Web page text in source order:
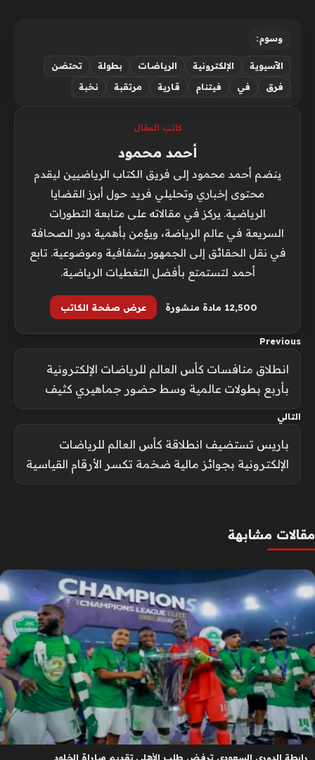
وسوم:
الآسيوية الإلكترونية الرياضات بطولة
تحتضن
فرق
في فيتنام قارية مرتقبة نخبة
كاتب المقال
أحمد محمود
ينضم أحمد محمود إلى فريق الكتاب الرياضيين ليقدم
محتوى إخباري وتحليلي فريد حول أبرز القضايا
الرياضية. يركز في مقالاته على متابعة التطورات
السريعة في عالم الرياضة، ويؤمن بأهمية دور الصحافة
في نقل الحقائق إلى الجمهور بشفافية وموضوعية. تابع
أحمد لتستمتع بأفضل التغطيات الرياضية.
12٬500 مادة منشورة عرض صفحة الكاتب
Previous
انطلاق منافسات كأس العالم للرياضات الإلكترونية
بأربع بطولات عالمية وسط حضور جماهيري كثيف
التالي
باريس تستضيف انطلاقة كأس العالم للرياضات
الإلكترونية بجوائز مالية ضخمة تكسر الأرقام القياسية
مقالات مشابهة
رابطة الدوري السعودي ترفض طلب الأهلي تقديم مباراة الخلود